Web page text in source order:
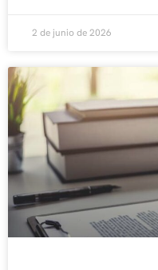
2 de junio de 2026